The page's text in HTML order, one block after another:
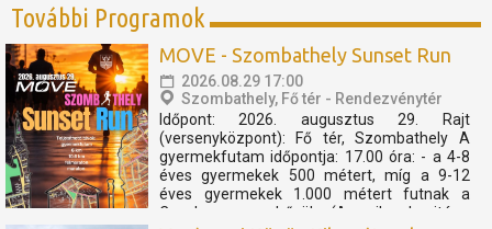
További Programok
MOVE - Szombathely Sunset Run
2026.08.29 17:00
Szombathely, Fő tér - Rendezvénytér
Időpont: 2026. augusztus 29. Rajt
(versenyközpont): Fő tér, Szombathely A
gyermekfutam időpontja: 17.00 óra: - a 4-8
éves gyermekek 500 métert, míg a 9-12
éves gyermekek 1.000 métert futnak a
Cosplay szuperhősök (Amerika kapitány,